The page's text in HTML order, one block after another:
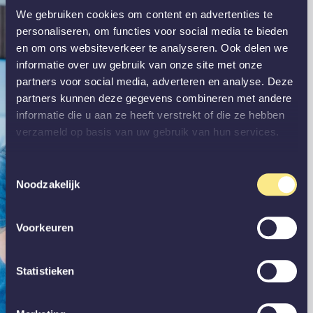
We gebruiken cookies om content en advertenties te
personaliseren, om functies voor social media te bieden
en om ons websiteverkeer te analyseren. Ook delen we
informatie over uw gebruik van onze site met onze
partners voor social media, adverteren en analyse. Deze
partners kunnen deze gegevens combineren met andere
informatie die u aan ze heeft verstrekt of die ze hebben
verzameld op basis van uw gebruik van hun services.
Noodzakelijk
Voorkeuren
Statistieken